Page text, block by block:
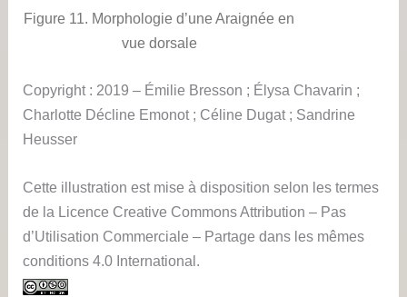
Figure 11. Morphologie d’une Araignée en
vue dorsale
Copyright : 2019 – Émilie Bresson ; Élysa Chavarin ;
Charlotte Décline Emonot ; Céline Dugat ; Sandrine
Heusser
Cette illustration est mise à disposition selon les termes
de la Licence Creative Commons Attribution – Pas
d’Utilisation Commerciale – Partage dans les mêmes
conditions 4.0 International.